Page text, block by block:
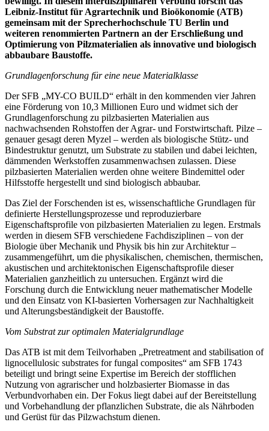
Leibniz-Institut für Agrartechnik und Bioökonomie (ATB)
gemeinsam mit der Sprecherhochschule TU Berlin und
weiteren renommierten Partnern an der Erschließung und
Optimierung von Pilzmaterialien als innovative und biologisch
abbaubare Baustoffe.
Grundlagenforschung für eine neue Materialklasse
Der SFB „MY-CO BUILD“ erhält in den kommenden vier Jahren
eine Förderung von 10,3 Millionen Euro und widmet sich der
Grundlagenforschung zu pilzbasierten Materialien aus
nachwachsenden Rohstoffen der Agrar- und Forstwirtschaft. Pilze –
genauer gesagt deren Myzel – werden als biologische Stütz- und
Bindestruktur genutzt, um Substrate zu stabilen und dabei leichten,
dämmenden Werkstoffen zusammenwachsen zulassen. Diese
pilzbasierten Materialien werden ohne weitere Bindemittel oder
Hilfsstoffe hergestellt und sind biologisch abbaubar.
Das Ziel der Forschenden ist es, wissenschaftliche Grundlagen für
definierte Herstellungsprozesse und reproduzierbare
Eigenschaftsprofile von pilzbasierten Materialien zu legen. Erstmals
werden in diesem SFB verschiedene Fachdisziplinen – von der
Biologie über Mechanik und Physik bis hin zur Architektur –
zusammengeführt, um die physikalischen, chemischen, thermischen,
akustischen und architektonischen Eigenschaftsprofile dieser
Materialien ganzheitlich zu untersuchen. Ergänzt wird die
Forschung durch die Entwicklung neuer mathematischer Modelle
und den Einsatz von KI-basierten Vorhersagen zur Nachhaltigkeit
und Alterungsbeständigkeit der Baustoffe.
Vom Substrat zur optimalen Materialgrundlage
Das ATB ist mit dem Teilvorhaben „Pretreatment and stabilisation of
lignocellulosic substrates for fungal composites“ am SFB 1743
beteiligt und bringt seine Expertise im Bereich der stofflichen
Nutzung von agrarischer und holzbasierter Biomasse in das
Verbundvorhaben ein. Der Fokus liegt dabei auf der Bereitstellung
und Vorbehandlung der pflanzlichen Substrate, die als Nährboden
und Gerüst für das Pilzwachstum dienen.